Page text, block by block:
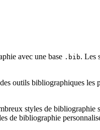
avec une base .bib. Les
outils bibliographiques les
styles de
de bibliographie